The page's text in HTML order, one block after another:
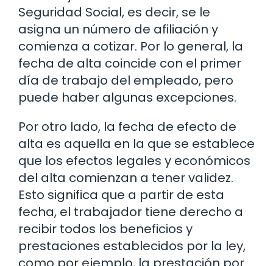
Seguridad Social, es decir, se le
asigna un número de afiliación y
comienza a cotizar. Por lo general, la
fecha de alta coincide con el primer
día de trabajo del empleado, pero
puede haber algunas excepciones.
Por otro lado, la fecha de efecto de
alta es aquella en la que se establece
que los efectos legales y económicos
del alta comienzan a tener validez.
Esto significa que a partir de esta
fecha, el trabajador tiene derecho a
recibir todos los beneficios y
prestaciones establecidos por la ley,